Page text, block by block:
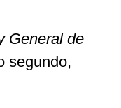
General de
segundo,